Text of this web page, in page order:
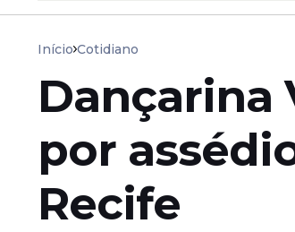
Início Cotidiano
Dançarina
por
Recife